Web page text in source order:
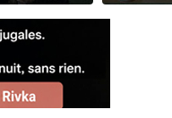
aux Orphelins